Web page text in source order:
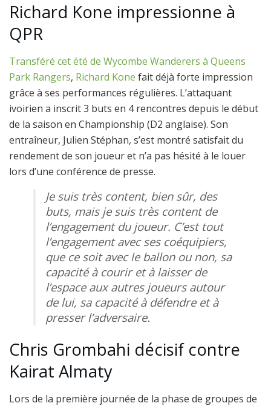
Richard Kone impressionne à
QPR
Transféré cet été de Wycombe Wanderers à Queens
Park Rangers, Richard Kone fait déjà forte impression
grâce à ses performances régulières. L’attaquant
ivoirien a inscrit 3 buts en 4 rencontres depuis le début
de la saison en Championship (D2 anglaise). Son
entraîneur, Julien Stéphan, s’est montré satisfait du
rendement de son joueur et n’a pas hésité à le louer
lors d’une conférence de presse.
Je suis très content, bien sûr, des
buts, mais je suis très content de
l’engagement du joueur. C’est tout
l’engagement avec ses coéquipiers,
que ce soit avec le ballon ou non, sa
capacité à courir et à laisser de
l’espace aux autres joueurs autour
de lui, sa capacité à défendre et à
presser l’adversaire.
Chris Grombahi décisif contre
Kairat Almaty
Lors de la première journée de la phase de groupes de